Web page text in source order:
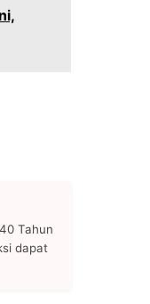
Tahun
dapat